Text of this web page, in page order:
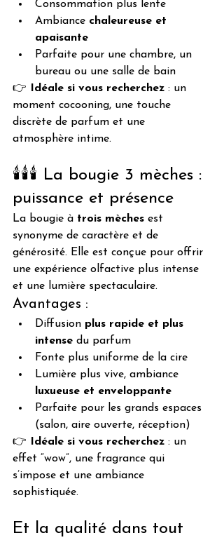
Consommation plus lente
Ambiance chaleureuse et
apaisante
Parfaite pour une chambre, un
bureau ou une salle de bain
👉 Idéale si vous recherchez : un
moment cocooning, une touche
discrète de parfum et une
atmosphère intime.
🕯️🕯️🕯️ La bougie 3 mèches :
puissance et présence
La bougie à trois mèches est
synonyme de caractère et de
générosité. Elle est conçue pour offrir
une expérience olfactive plus intense
et une lumière spectaculaire.
Avantages :
Diffusion plus rapide et plus
intense du parfum
Fonte plus uniforme de la cire
Lumière plus vive, ambiance
luxueuse et enveloppante
Parfaite pour les grands espaces
(salon, aire ouverte, réception)
👉 Idéale si vous recherchez : un
effet “wow”, une fragrance qui
s’impose et une ambiance
sophistiquée.
Et la qualité dans tout